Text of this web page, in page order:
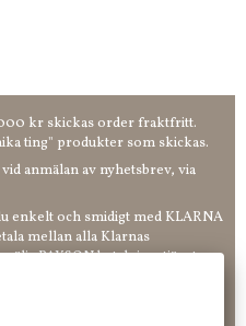
kr skickas order fraktfritt.
ting" produkter som skickas.
anmälan av nyhetsbrev, via
enkelt och smidigt med KLARNA
mellan alla Klarnas
PAYSON betalningstjänst.